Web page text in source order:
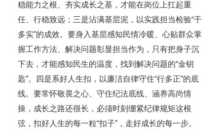
稳能力之根、夯实成长之基，才能在岗位上扛起重
任、行稳致远；三是沾满基层泥，以实践担当检验“干
多实”的成效。要身入基层感知民情冷暖、心贴群众掌
握工作方法、解决问题彰显担当作为，只有把身子沉
下去，才能感知民生的温度，找到解决问题的“金钥
匙”。四是系好人生扣，以廉洁自律守住“行多正”的底
线。要常怀敬畏之心、守住纪法底线、涵养高尚情
操，成长之路还很长，必须时刻绷紧纪律规矩这根
弦，扣好人生的每一粒“扣子”，走好成长的每一步。